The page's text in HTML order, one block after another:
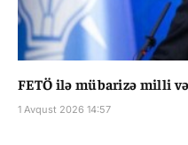
FETÖ ilə mübarizə milli
1 Avqust 2026 14:57